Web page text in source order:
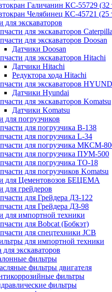
Галичанин КС-55729
Челябинец КС-45721
для экскаваторов
для экскаваторов
для экскаваторов Doosan
Датчики Doosan
для экскаваторов Hitachi
Датчики Hitachi
Редуктора хода Hitachi
для экскаваторов
Датчики Hyundai
для экскаваторов Komatsu
Датчики Komatsu
для погрузчиков
для погрузчика B-138
для погрузчика L-34
для погрузчика МКСМ-
для погрузчика ПУМ-500
для погрузчика ТО-18
для погрузчиков Komatsu
для Цементовозов БЕЦЕМА
для грейдеров
для Грейдера ДЗ-122
для Грейдера ДЗ-98
для импортной техники
для Bobcat (Бобкэт)
для спецтехники JCB
для импортной техники
экскаваторов
фильтры
фильтры двигателя
фильтры
фильтры